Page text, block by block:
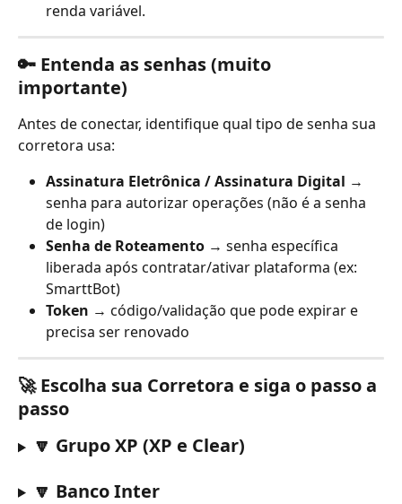
renda variável.
🔑 Entenda as senhas (muito
importante)
Antes de conectar, identifique qual tipo de senha sua
corretora usa:
Assinatura Eletrônica / Assinatura Digital →
senha para autorizar operações (não é a senha
de login)
Senha de Roteamento → senha específica
liberada após contratar/ativar plataforma (ex:
SmarttBot)
Token → código/validação que pode expirar e
precisa ser renovado
🚀 Escolha sua Corretora e siga o passo a
passo
🔽 Grupo XP (XP e Clear)
🔽 Banco Inter